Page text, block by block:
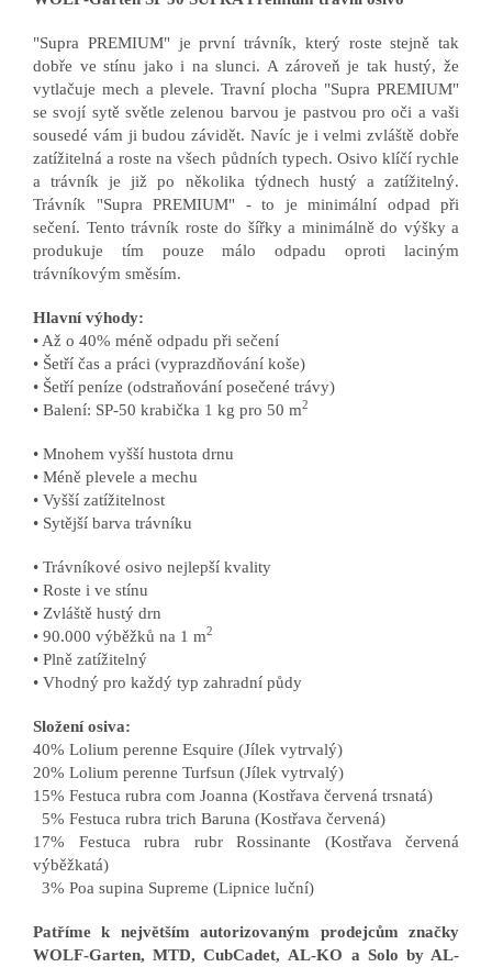
"Supra PREMIUM" je první trávník, který roste stejně tak
dobře ve stínu jako i na slunci. A zároveň je tak hustý, že
vytlačuje mech a plevele. Travní plocha "Supra PREMIUM"
se svojí sytě světle zelenou barvou je pastvou pro oči a vaši
sousedé vám ji budou závidět. Navíc je i velmi zvláště dobře
zatížitelná a roste na všech půdních typech. Osivo klíčí rychle
a trávník je již po několika týdnech hustý a zatížitelný.
Trávník "Supra PREMIUM" - to je minimální odpad při
sečení. Tento trávník roste do šířky a minimálně do výšky a
produkuje tím pouze málo odpadu oproti laciným
trávníkovým směsím.
Hlavní výhody:
• Až o 40% méně odpadu při sečení
• Šetří čas a práci (vyprazdňování koše)
• Šetří peníze (odstraňování posečené trávy)
• Balení: SP-50 krabička 1 kg pro 50 m2
• Mnohem vyšší hustota drnu
• Méně plevele a mechu
• Vyšší zatížitelnost
• Sytější barva trávníku
• Trávníkové osivo nejlepší kvality
• Roste i ve stínu
• Zvláště hustý drn
• 90.000 výběžků na 1 m2
• Plně zatížitelný
• Vhodný pro každý typ zahradní půdy
Složení osiva:
40% Lolium perenne Esquire (Jílek vytrvalý)
20% Lolium perenne Turfsun (Jílek vytrvalý)
15% Festuca rubra com Joanna (Kostřava červená trsnatá)
5% Festuca rubra trich Baruna (Kostřava červená)
17% Festuca rubra rubr Rossinante (Kostřava červená
výběžkatá)
3% Poa supina Supreme (Lipnice luční)
Patříme k největším autorizovaným prodejcům značky
WOLF-Garten, MTD, CubCadet, AL-KO a Solo by AL-